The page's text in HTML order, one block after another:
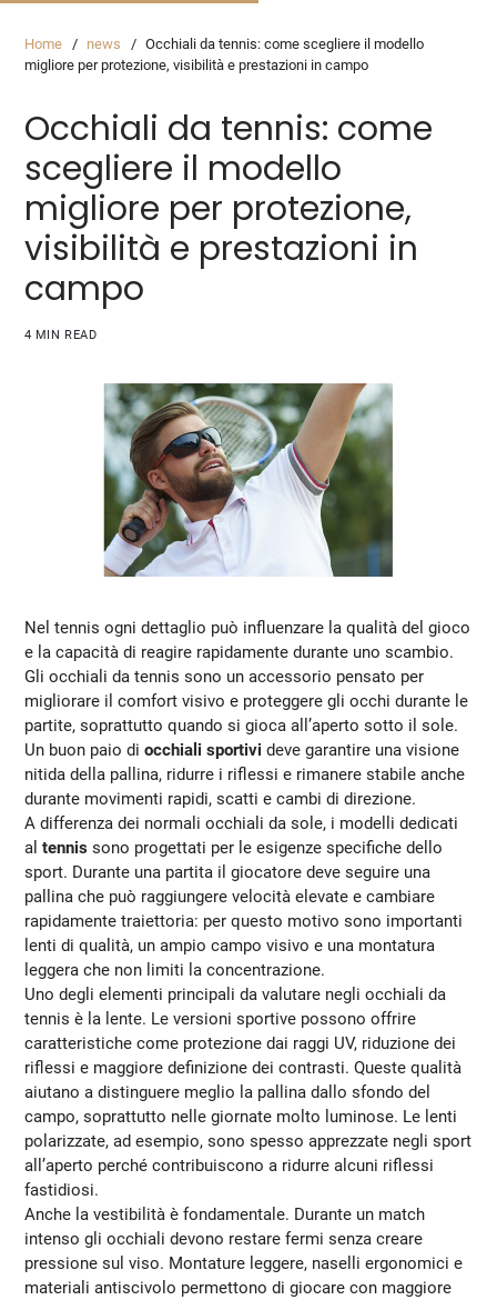
Home news
Occhiali da tennis: come scegliere il modello
migliore per protezione, visibilità e prestazioni in campo
Occhiali da tennis: come
scegliere il modello
migliore per protezione,
visibilità e prestazioni in
campo
4 MIN READ
Nel tennis ogni dettaglio può influenzare la qualità del gioco
e la capacità di reagire rapidamente durante uno scambio.
Gli occhiali da tennis sono un accessorio pensato per
migliorare il comfort visivo e proteggere gli occhi durante le
partite, soprattutto quando si gioca all’aperto sotto il sole.
Un buon paio di occhiali sportivi deve garantire una visione
nitida della pallina, ridurre i riflessi e rimanere stabile anche
durante movimenti rapidi, scatti e cambi di direzione.
A differenza dei normali occhiali da sole, i modelli dedicati
al tennis sono progettati per le esigenze specifiche dello
sport. Durante una partita il giocatore deve seguire una
pallina che può raggiungere velocità elevate e cambiare
rapidamente traiettoria: per questo motivo sono importanti
lenti di qualità, un ampio campo visivo e una montatura
leggera che non limiti la concentrazione.
Uno degli elementi principali da valutare negli occhiali da
tennis è la lente. Le versioni sportive possono offrire
caratteristiche come protezione dai raggi UV, riduzione dei
riflessi e maggiore definizione dei contrasti. Queste qualità
aiutano a distinguere meglio la pallina dallo sfondo del
campo, soprattutto nelle giornate molto luminose. Le lenti
polarizzate, ad esempio, sono spesso apprezzate negli sport
all’aperto perché contribuiscono a ridurre alcuni riflessi
fastidiosi.
Anche la vestibilità è fondamentale. Durante un match
intenso gli occhiali devono restare fermi senza creare
pressione sul viso. Montature leggere, naselli ergonomici e
materiali antiscivolo permettono di giocare con maggiore